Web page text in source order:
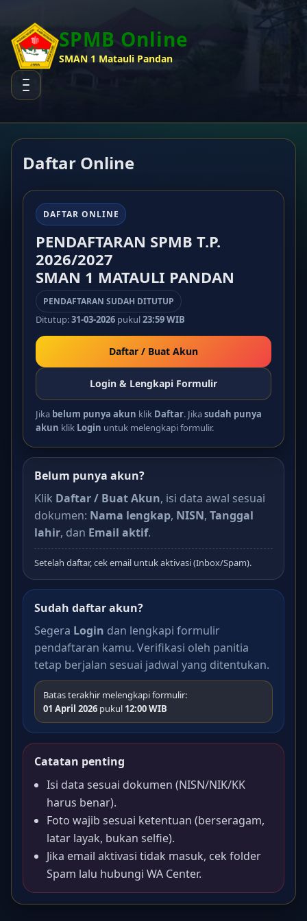
SPMB Online
SMAN 1 Matauli Pandan
Daftar Online
DAFTAR ONLINE
PENDAFTARAN SPMB T.P.
2026/2027
SMAN 1 MATAULI PANDAN
PENDAFTARAN SUDAH DITUTUP
Ditutup:31-03-2026 pukul23:59 WIB
Daftar / Buat Akun
Login & Lengkapi Formulir
Jika belum punya akun klik Daftar. Jikasudah punya
akun klik Login untuk melengkapi formulir.
Belum punya akun?
Klik Daftar / Buat Akun, isi data awal sesuai
dokumen: Nama lengkap, NISN, Tanggal
lahir, dan Email aktif.
Setelah daftar, cek email untuk aktivasi (Inbox/Spam).
Sudah daftar akun?
Segera Login dan lengkapi formulir
pendaftaran kamu. Verifikasi oleh panitia
tetap berjalan sesuai jadwal yang ditentukan.
Batas terakhir melengkapi formulir:
01 April 2026 pukul 12:00 WIB
Catatan penting
Isi data sesuai dokumen (NISN/NIK/KK
harus benar).
Foto wajib sesuai ketentuan (berseragam,
latar layak, bukan selfie).
Jika email aktivasi tidak masuk, cek folder
Spam lalu hubungi WA Center.